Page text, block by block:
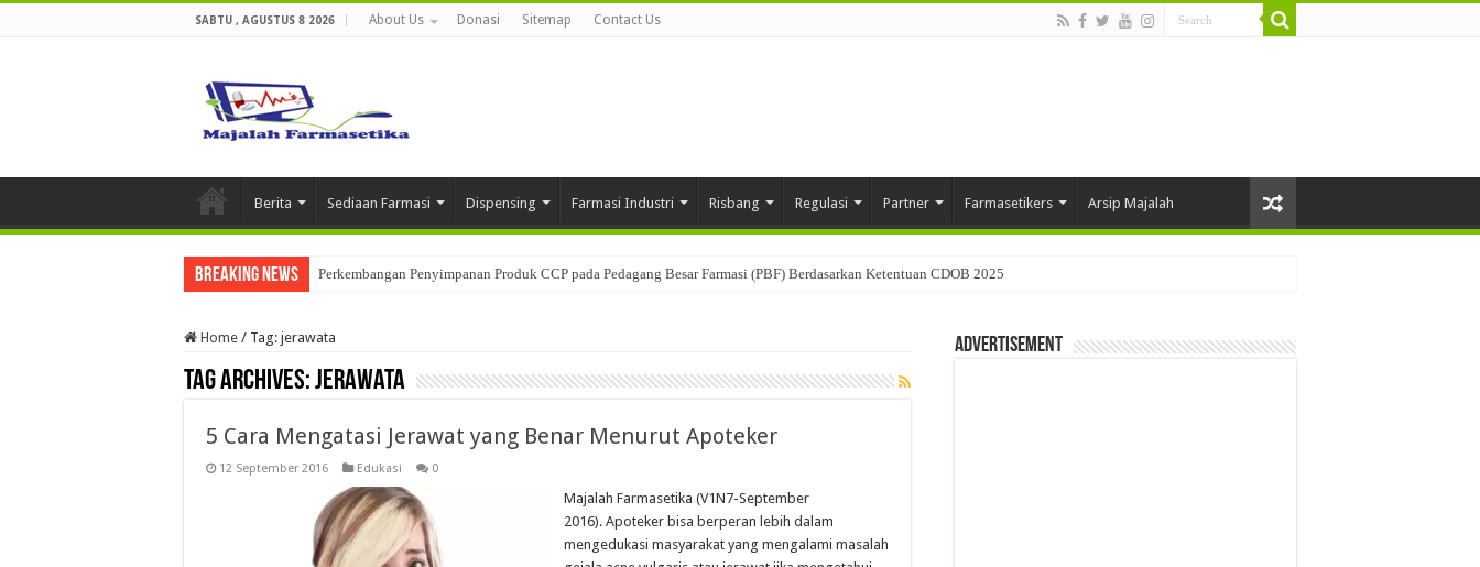
SABTU , AGUSTUS 8 2026 About Us Donasi Sitemap Contact Us
Berita Sediaan Farmasi Dispensing Farmasi Industri Risbang Regulasi Partner Farmasetikers Arsip Majalah
Breaking News Perkembangan Penyimpanan Produk CCP pada Pedagang Besar Farmasi (PBF) Berdasarkan Ketentuan CDOB 2025
Home / Tag: jerawata
Tag Archives:jerawata
5 Cara Mengatasi Jerawat yang Benar Menurut Apoteker
12 September 2016 Edukasi 0
Majalah Farmasetika (V1N7-September
2016). Apoteker bisa berperan lebih dalam
mengedukasi masyarakat yang mengalami masalah
Advertisement